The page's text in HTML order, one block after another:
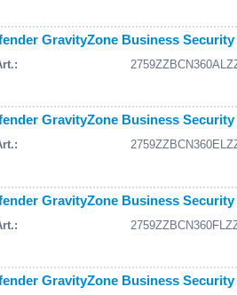
GravityZone Business
GravityZone Business
GravityZone Business
GravityZone Business